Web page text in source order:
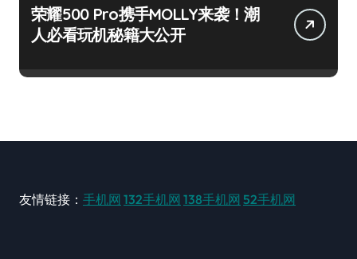
荣耀500 Pro携手MOLLY来袭！潮
人必看玩机秘籍大公开
友情链接： 手机网 132手机网 138手机网 52手机网